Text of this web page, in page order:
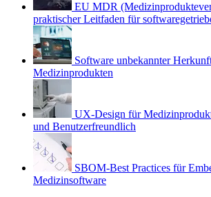
EU MDR
praktischer Leitfaden für
Software unbekannter
Medizinprodukten
UX-Design für
und Benutzerfreundlich
SBOM-Best Practices für
Medizinsoftware